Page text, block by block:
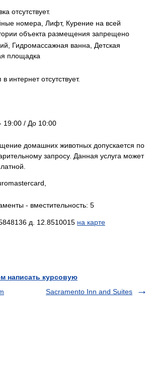
отсутствует.
номера, Лифт, Курение на всей
объекта размещения запрещено
Гидромассажная ванна, Детская
площадка
в интернет отсутствует.
19:00 / До 10:00
домашних животных допускается по
запросу. Данная услуга может
- вместительность: 5
д. 12.8510015 на карте
написать курсовую
Sacramento Inn and Suites